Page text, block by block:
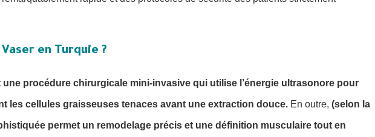
en Turquie ?
procédure chirurgicale mini-invasive qui utilise l’énergie ultrasonore pour
les cellules graisseuses tenaces avant une extraction douce. En outre, (selon la
permet un remodelage précis et une définition musculaire tout en